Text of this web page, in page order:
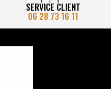
SERVICE CLIENT
06 28 73 16 11